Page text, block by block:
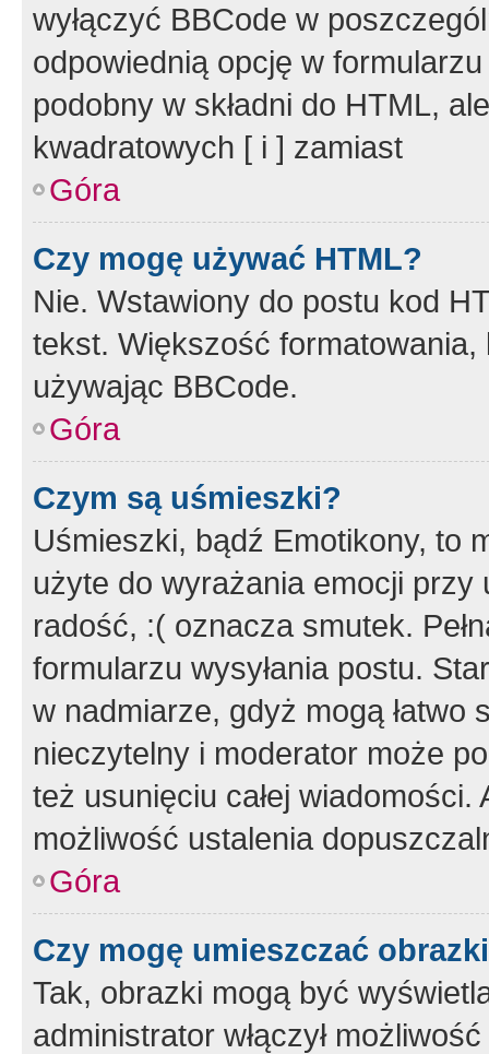
wyłączyć BBCode w
odpowiednią opcję w
podobny w składni do HTML,
kwadratowych [ i ] zamiast
Góra
Czy mogę używać HTML?
Nie. Wstawiony do postu kod
tekst. Większość
używając BBCode.
Góra
Czym są uśmieszki?
Uśmieszki, bądź Emotikony, to
użyte do wyrażania emocji
radość, :( oznacza smutek.
formularzu wysyłania postu.
w nadmiarze, gdyż mogą
nieczytelny i moderator może
też usunięciu całej
możliwość ustalenia
Góra
Czy mogę umieszczać
Tak, obrazki mogą być
administrator włączył